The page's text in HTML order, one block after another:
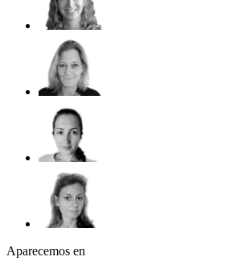
Aparecemos en